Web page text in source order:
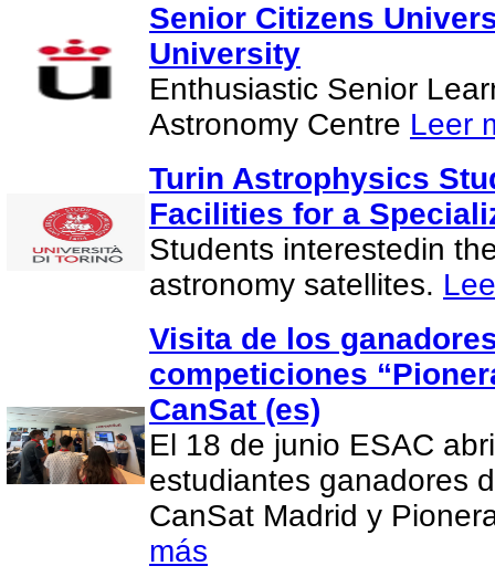
Senior Citizens
University
Enthusiastic Senior
Astronomy Centre Leer
Turin Astrophysics
Facilities for a
Students interestedin
astronomy satellites.
Visita de los
competiciones
CanSat (es)
El 18 de junio ESAC
estudiantes ganadores
CanSat Madrid y
más